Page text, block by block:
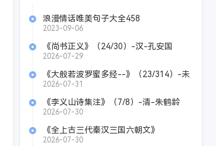
浪漫情话唯美句子大全458
2023-09-06
《尚书正义》（24/30）-汉-孔安国
2026-07-29
《大般若波罗蜜多经--》（23/314）-未
知-丁甘仁
2026-07-31
《李义山诗集注》（7/8）-清-朱鹤龄
2026-07-30
《全上古三代秦汉三国六朝文》
（69/305）-清-严可均
2026-07-30